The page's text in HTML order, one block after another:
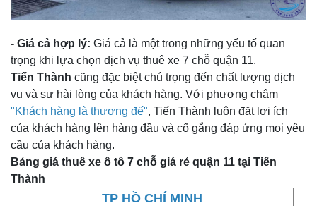
- Giá cả hợp lý: Giá cả là một trong những yếu tố quan
trọng khi lựa chọn dịch vụ thuê xe 7 chỗ quận 11.
Tiến Thành cũng đặc biệt chú trọng đến chất lượng dịch
vụ và sự hài lòng của khách hàng. Với phương châm
"Khách hàng là thượng đế", Tiến Thành luôn đặt lợi ích
của khách hàng lên hàng đầu và cố gắng đáp ứng mọi yêu
cầu của khách hàng.
Bảng giá thuê xe ô tô 7 chỗ giá rẻ quận 11 tại Tiến
Thành
TP HỒ CHÍ MINH